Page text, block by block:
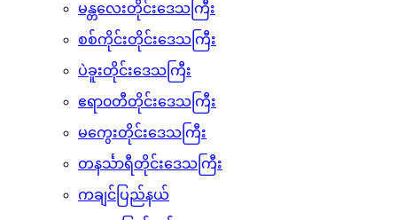
မန္တလေးတိုင်းဒေသကြီး
စစ်ကိုင်းတိုင်းဒေသကြီး
ပဲခူးတိုင်းဒေသကြီး
ဧရာ၀တီတိုင်းဒေသကြီး
မကွေးတိုင်းဒေသကြီး
တနင်္သာရီတိုင်းဒေသကြီး
ကချင်ပြည်နယ်